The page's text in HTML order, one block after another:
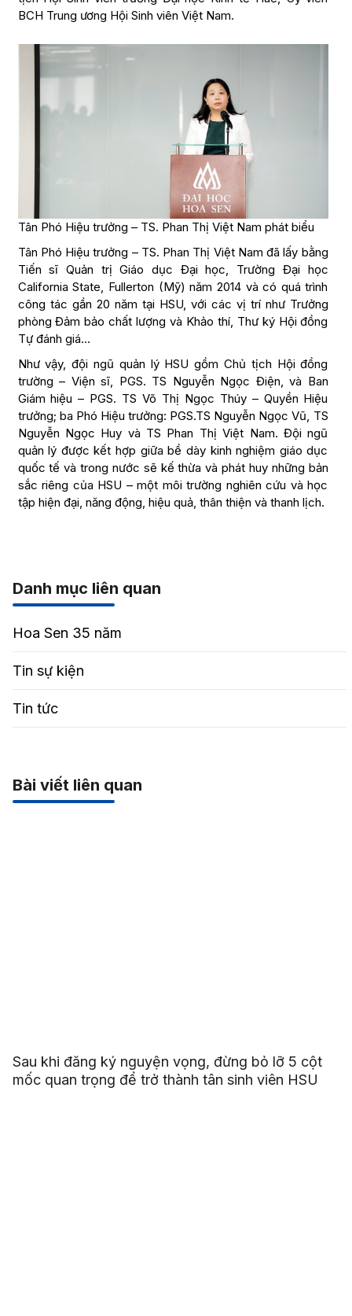
BCH Trung ương Hội Sinh viên Việt Nam.
Tân Phó Hiệu trưởng – TS. Phan Thị Việt Nam phát biểu
Tân Phó Hiệu trưởng – TS. Phan Thị Việt Nam đã lấy bằng
Tiến sĩ Quản trị Giáo dục Đại học, Trường Đại học
California State, Fullerton (Mỹ) năm 2014 và có quá trình
công tác gần 20 năm tại HSU, với các vị trí như Trưởng
phòng Đảm bảo chất lượng và Khảo thí, Thư ký Hội đồng
Tự đánh giá…
Như vậy, đội ngũ quản lý HSU gồm Chủ tịch Hội đồng
trường – Viện sĩ, PGS. TS Nguyễn Ngọc Điện, và Ban
Giám hiệu – PGS. TS Võ Thị Ngọc Thúy – Quyền Hiệu
trưởng; ba Phó Hiệu trưởng: PGS.TS Nguyễn Ngọc Vũ, TS
Nguyễn Ngọc Huy và TS Phan Thị Việt Nam. Đội ngũ
quản lý được kết hợp giữa bề dày kinh nghiệm giáo dục
quốc tế và trong nước sẽ kế thừa và phát huy những bản
sắc riêng của HSU – một môi trường nghiên cứu và học
tập hiện đại, năng động, hiệu quả, thân thiện và thanh lịch.
Danh mục liên quan
Hoa Sen 35 năm
Tin sự kiện
Tin tức
Bài viết liên quan
Sau khi đăng ký nguyện vọng, đừng bỏ lỡ 5 cột
mốc quan trọng để trở thành tân sinh viên HSU